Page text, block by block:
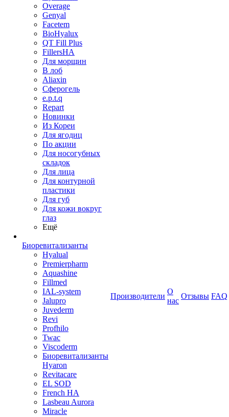
Overage
Genyal
Facetem
BioHyalux
QT Fill Plus
FillersHA
Для морщин
В лоб
Aliaxin
Сферогель
e.p.t.q
Repart
Новинки
Из Кореи
Для ягодиц
По акции
Для носогубных
складок
Для лица
Для контурной
пластики
Для губ
Для кожи вокруг
глаз
Ещё
Биоревитализанты
Hyalual
Premierpharm
Aquashine
Fillmed
IAL-system
Jalupro
Juvederm
Revi
Profhilo
Twac
Viscoderm
Биоревитализанты
Hyaron
Revitacare
EL SOD
French HA
Lasbeau Aurora
Miracle
Производители
О
нас
Отзывы FAQ